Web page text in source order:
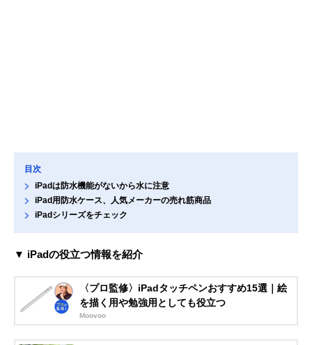
目次
iPadは防水機能がないから水に注意
iPad用防水ケース、人気メーカーの売れ筋商品
iPadシリーズをチェック
▼ iPadの役立つ情報を紹介
〈プロ監修〉iPadタッチペンおすすめ15選｜絵
を描く用や勉強用としても役立つ
Moovoo